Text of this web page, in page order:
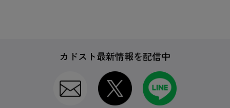
カドスト最新情報を配信中